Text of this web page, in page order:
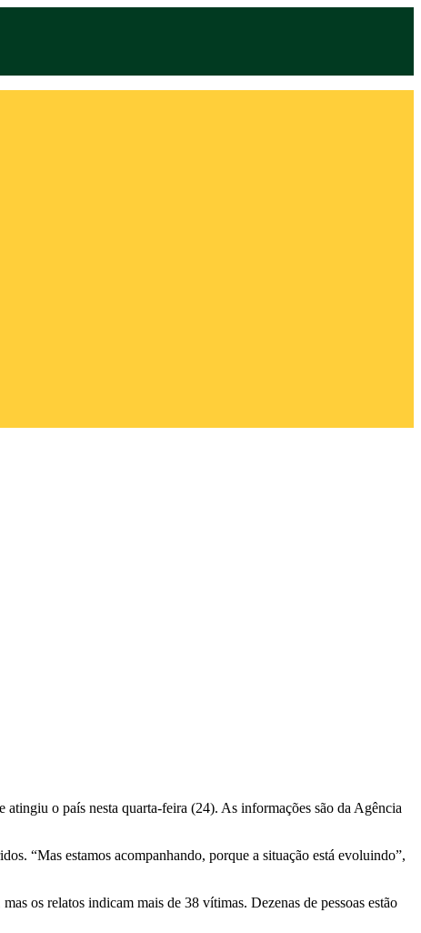
o país nesta quarta-feira (24). As informações são da Agência
“Mas estamos acompanhando, porque a situação está evoluindo”,
os relatos indicam mais de 38 vítimas. Dezenas de pessoas estão